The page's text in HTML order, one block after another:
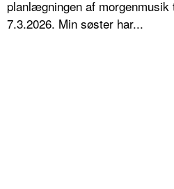
planlægningen af
7.3.2026. Min søster har...